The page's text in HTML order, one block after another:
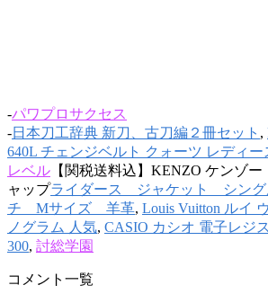
-パワプロサクセス
-日本刀工辞典 新刀、古刀編２冊セット ,
640L チェンジベルト クォーツ レディー
レベル 【関税送料込】KENZO ケンゾ
ャップライダース ジャケット シン
チ Mサイズ 羊革, Louis Vuitton ルイ
ノグラム 人気, CASIO カシオ 電子レジ
300, 討総学園
コメント一覧